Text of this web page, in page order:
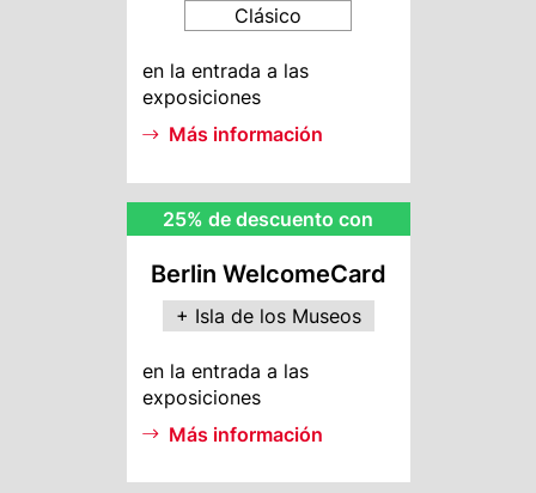
Clásico
BWC
Info
en la entrada a las
exposiciones
Más información
Rebate
25% de descuento con
Berlin WelcomeCard
+ Isla de los Museos
MI
Info
en la entrada a las
exposiciones
Más información